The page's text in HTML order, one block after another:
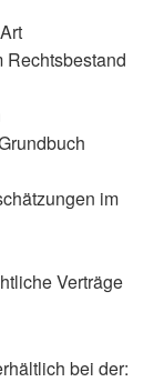
Rechtsbestand
im
Verträge
bei der: